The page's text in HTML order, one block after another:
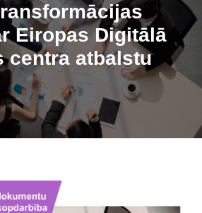
Eiropas Digitālā
centra atbalstu